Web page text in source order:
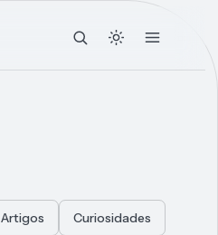
Artigos Curiosidades